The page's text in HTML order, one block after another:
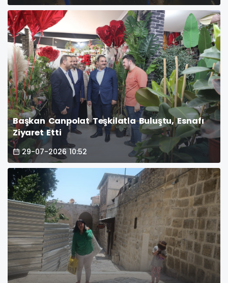
Başkan Canpolat Teşkilatla Buluştu, Esnafı
Ziyaret Etti
29-07-2026 10:52